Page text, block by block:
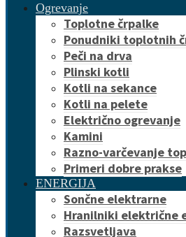
Ogrevanje
Toplotne črpalke
Ponudniki toplotnih
Peči na drva
Plinski kotli
Kotli na sekance
Kotli na pelete
Električno ogrevanje
Kamini
Razno-varčevanje
Primeri dobre prakse
ENERGIJA
Sončne elektrarne
Hranilniki električne
Razsvetljava